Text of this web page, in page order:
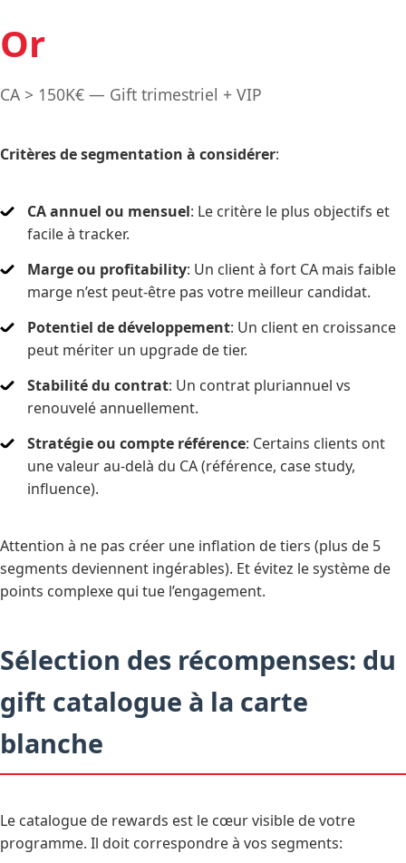
Or
CA > 150K€ — Gift trimestriel + VIP
Critères de segmentation à considérer:
CA annuel ou mensuel: Le critère le plus objectifs et
facile à tracker.
Marge ou profitability: Un client à fort CA mais faible
marge n’est peut-être pas votre meilleur candidat.
Potentiel de développement: Un client en croissance
peut mériter un upgrade de tier.
Stabilité du contrat: Un contrat pluriannuel vs
renouvelé annuellement.
Stratégie ou compte référence: Certains clients ont
une valeur au-delà du CA (référence, case study,
influence).
Attention à ne pas créer une inflation de tiers (plus de 5
segments deviennent ingérables). Et évitez le système de
points complexe qui tue l’engagement.
Sélection des récompenses: du
gift catalogue à la carte
blanche
Le catalogue de rewards est le cœur visible de votre
programme. Il doit correspondre à vos segments: